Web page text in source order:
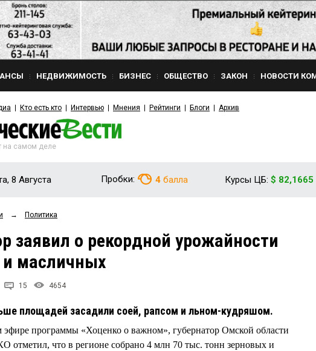
НЕДВИЖИМОСТЬ БИЗНЕС ОБЩЕСТВО ЗАКОН НОВОСТИ
Кто есть кто Интервью Мнения Рейтинги Блоги Архив
на самом деле
8 Августа Пробки: 4 балла Курсы ЦБ: $ 82,1665
→ Политика
заявил о рекордной урожайности
масличных
15 4654
площадей засадили соей, рапсом и льном-кудряшом.
эфире программы «Хоценко о важном», губернатор Омской области
что в регионе собрано 4 млн 70 тыс. тонн зерновых и